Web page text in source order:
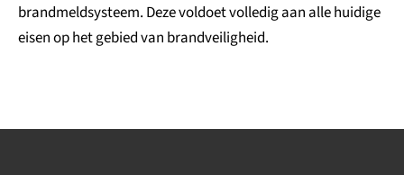
brandmeldsysteem. Deze voldoet volledig aan alle huidige
eisen op het gebied van brandveiligheid.